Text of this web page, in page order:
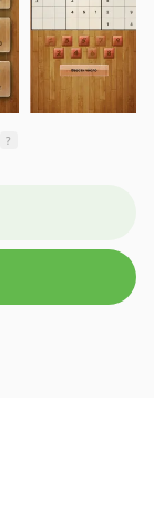
?